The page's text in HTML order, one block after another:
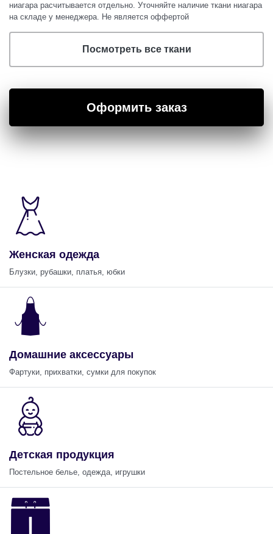
ниагарарасчитывается отдельно. Уточняйте наличие ткани ниагара
на складе у менеджера. Не является оффертой
Посмотреть все ткани
Оформить заказ
Женская одежда
Блузки, рубашки, платья, юбки
Домашние аксессуары
Фартуки, прихватки, сумки для покупок
Детская продукция
Постельное белье, одежда, игрушки